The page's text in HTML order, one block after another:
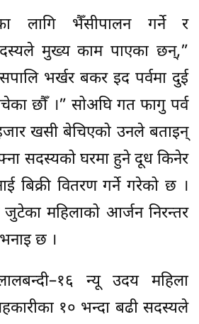
लागि भैँसीपालन गर्ने र
मुख्य काम पाएका छन्,”
भर्खर बकर इद पर्वमा दुई
छौँ ।” सोअघि गत फागु पर्व
खसी बेचिएको उनले बताइन्
सदस्यको घरमा हुने दूध किनेर
बिक्री वितरण गर्ने गरेको छ ।
जुटेका महिलाको आर्जन निरन्तर
छ ।
न्यू उदय महिला
१० भन्दा बढी सदस्यले